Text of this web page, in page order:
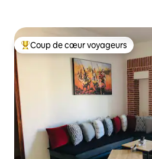
Coups de cœur voyageurs les
Coup de cœur voyageurs